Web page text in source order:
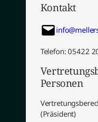
Kontakt
Telefon: 05422
Personen
(Präsident)